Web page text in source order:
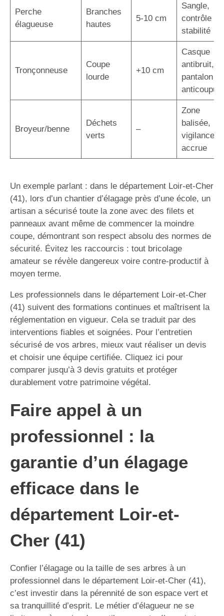
Perche
élagueuse
Branches
hautes
5-10 cm
Sangle,
contrôle
stabilité
Tronçonneuse
Coupe
lourde
+10 cm
Casque
antibruit,
pantalon
Broyeur/benne
Déchets
verts
–
Zone
balisée,
vigilance
accrue
Un exemple parlant : dans le département Loir-et-Cher
(41), lors d’un chantier d’élagage près d’une école, un
artisan a sécurisé toute la zone avec des filets et
panneaux avant même de commencer la moindre
coupe, démontrant son respect absolu des normes de
sécurité. Évitez les raccourcis : tout bricolage
amateur se révèle dangereux voire contre-productif à
moyen terme.
Les professionnels dans le département Loir-et-Cher
(41) suivent des formations continues et maîtrisent la
réglementation en vigueur. Cela se traduit par des
interventions fiables et soignées. Pour l’entretien
sécurisé de vos arbres, mieux vaut réaliser un devis
et choisir une équipe certifiée. Cliquez ici pour
comparer jusqu’à 3 devis gratuits et protéger
durablement votre patrimoine végétal.
Faire appel à un
professionnel : la
garantie d’un élagage
efficace dans le
département Loir-et-
Cher (41)
Confier l’élagage ou la taille de ses arbres à un
professionnel dans le département Loir-et-Cher (41),
c’est investir dans la pérennité de son espace vert et
sa tranquillité d’esprit. Le métier d’élagueur ne se